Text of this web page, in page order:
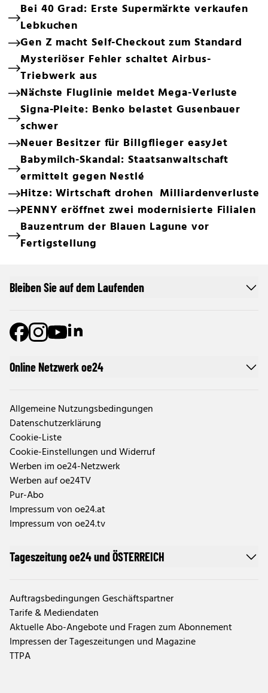
Bei 40 Grad: Erste Supermärkte verkaufen
Lebkuchen
Gen Z macht Self-Checkout zum Standard
Mysteriöser Fehler schaltet Airbus-
Triebwerk aus
Nächste Fluglinie meldet Mega-Verluste
Signa-Pleite: Benko belastet Gusenbauer
schwer
Neuer Besitzer für Billgflieger easyJet
Babymilch-Skandal: Staatsanwaltschaft
ermittelt gegen Nestlé
Hitze: Wirtschaft drohen Milliardenverluste
PENNY eröffnet zwei modernisierte Filialen
Bauzentrum der Blauen Lagune vor
Fertigstellung
Online Netzwerk oe24
Allgemeine Nutzungsbedingungen
Datenschutzerklärung
Cookie-Liste
Cookie-Einstellungen und Widerruf
Werben im oe24-Netzwerk
Werben auf oe24TV
Pur-Abo
Impressum von oe24.at
Impressum von oe24.tv
Tageszeitung oe24 und ÖSTERREICH
Auftragsbedingungen Geschäftspartner
Tarife & Mediendaten
Aktuelle Abo-Angebote und Fragen zum Abonnement
Impressen der Tageszeitungen und Magazine
TTPA
Bleiben Sie auf dem Laufenden